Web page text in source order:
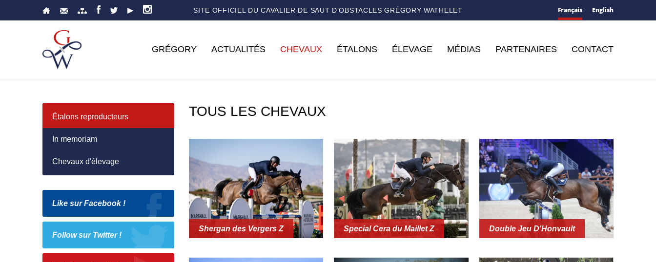
SITE OFFICIEL DU CAVALIER DE SAUT D’OBSTACLES GRÉGORY WATHELET Français English
GRÉGORY ACTUALITÉS CHEVAUX ÉTALONS ÉLEVAGE MÉDIAS PARTENAIRES CONTACT
Étalons reproducteurs
In memoriam
Chevaux d'élevage
Like sur Facebook !
Follow sur Twitter !
TOUS LES CHEVAUX
Shergan des Vergers Z Special Cera du Maillet Z Double Jeu D'Honvault